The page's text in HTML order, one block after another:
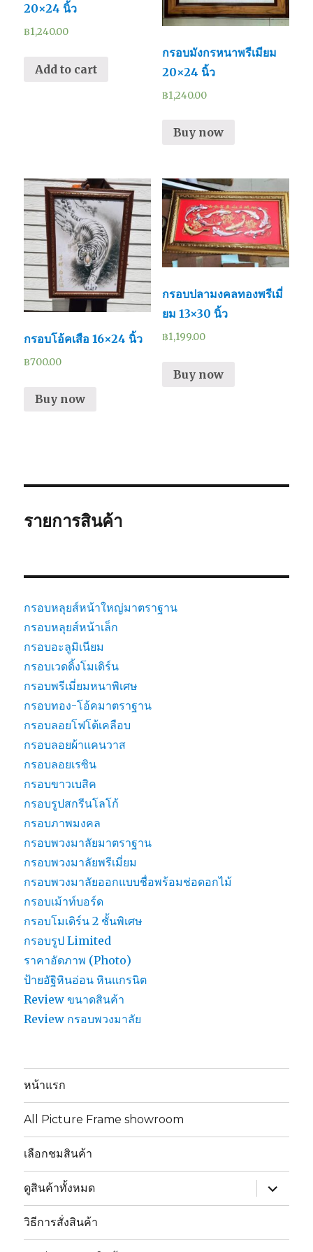
20×24 นิ้ว
฿1,240.00
Add to cart
กรอบมังกรหนาพรีเมียม
20×24 นิ้ว
฿1,240.00
Buy now
กรอบโอ้คเสือ 16×24 นิ้ว
฿700.00
Buy now
กรอบปลามงคลทองพรีเมี่
ยม 13×30 นิ้ว
฿1,199.00
Buy now
รายการสินค้า
กรอบหลุยส์หน้าใหญ่มาตราฐาน
กรอบหลุยส์หน้าเล็ก
กรอบอะลูมิเนียม
กรอบเวดดิ้งโมเดิร์น
กรอบพรีเมี่ยมหนาพิเศษ
กรอบทอง-โอ้คมาตราฐาน
กรอบลอยโฟโต้เคลือบ
กรอบลอยผ้าแคนวาส
กรอบลอยเรซิน
กรอบขาวเบสิค
กรอบรูปสกรีนโลโก้
กรอบภาพมงคล
กรอบพวงมาลัยมาตราฐาน
กรอบพวงมาลัยพรีเมี่ยม
กรอบพวงมาลัยออกแบบชื่อพร้อมช่อดอกไม้
กรอบเม้าท์บอร์ด
กรอบโมเดิร์น 2 ชั้นพิเศษ
กรอบรูป Limited
ราคาอัดภาพ (Photo)
ป้ายอัฐิหินอ่อน หินแกรนิต
Review ขนาดสินค้า
Review กรอบพวงมาลัย
หน้าแรก
All Picture Frame showroom
เลือกชมสินค้า
ดูสินค้าทั้งหมด
ขยาย
เมนู
ย่อย
วิธีการสั่งสินค้า